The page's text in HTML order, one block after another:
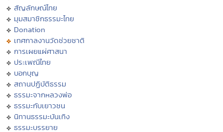
สัญลักษณ์ไทย
มุมสมาชิกธรรมะไทย
Donation
เทศกาลงานวัดช่วยชาติ
การเผยแผ่ศาสนา
ประเพณีไทย
บอกบุญ
สถานปฏิบัติธรรม
ธรรมะจากหลวงพ่อ
ธรรมะกับเยาวชน
นิทานธรรมะบันเทิง
ธรรมะบรรยาย